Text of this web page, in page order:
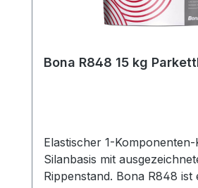
Bona R848 15 kg
Elastischer 1-
Silanbasis mit
Rippenstand. Bona R848 ist